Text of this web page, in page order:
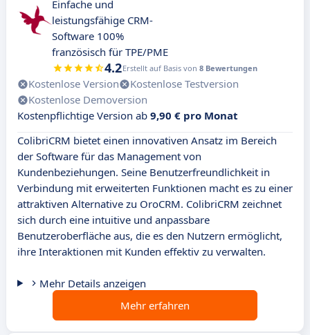
Einfache und
leistungsfähige CRM-
Software 100%
französisch für TPE/PME
4.2Erstellt auf Basis von 8 Bewertungen
Kostenlose Version
Kostenlose Testversion
Kostenlose Demoversion
Kostenpflichtige Version ab 9,90 € pro Monat
ColibriCRM bietet einen innovativen Ansatz im Bereich
der Software für das Management von
Kundenbeziehungen. Seine Benutzerfreundlichkeit in
Verbindung mit erweiterten Funktionen macht es zu einer
attraktiven Alternative zu OroCRM. ColibriCRM zeichnet
sich durch eine intuitive und anpassbare
Benutzeroberfläche aus, die es den Nutzern ermöglicht,
ihre Interaktionen mit Kunden effektiv zu verwalten.
Mehr Details anzeigen
Mehr erfahren